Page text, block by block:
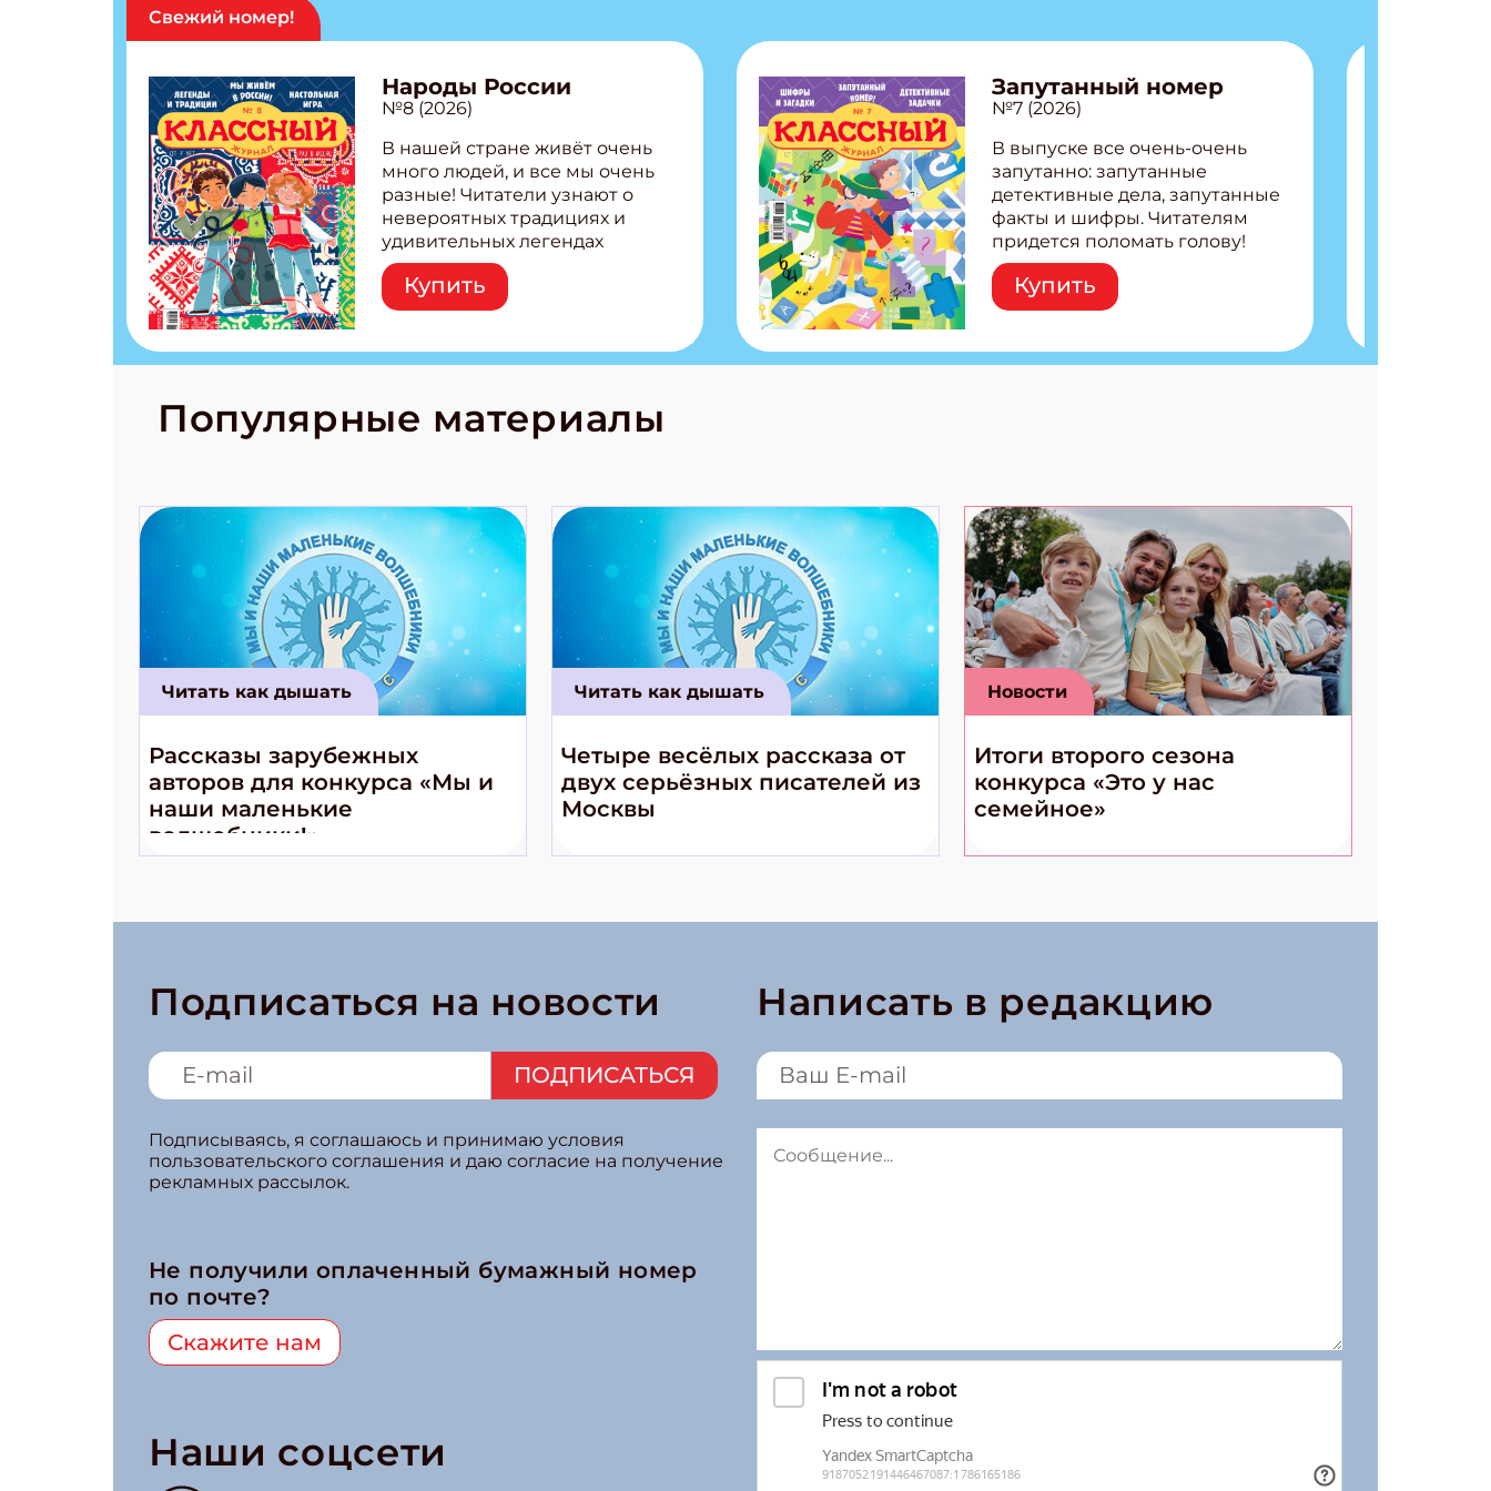
Свежий номер!
Народы России
№8 (2026)
В нашей стране живёт очень
много людей, и все мы очень
разные! Читатели узнают о
невероятных традициях и
удивительных легендах
народов России! Внутри:
Легенды татар, башкир и
бурятов Настольная игра
странные слова Традиционные
космические приключения!
Купить
Запутанный номер
№7 (2026)
В выпуске все очень-очень
запутанно: запутанные
детективные дела, запутанные
факты и шифры. Читателям
придется поломать голову!
Внутри: Шифры и
расшифровки Плетем
запутанные поделки
Ищем коды 3 комикса
Купить
Популярные материалы
Читать как дышать
Рассказы зарубежных
авторов для конкурса «Мы и
наши маленькие
волшебники!»
Читать как дышать
Четыре весёлых рассказа от
двух серьёзных писателей из
Москвы
Новости
Итоги второго сезона
конкурса «Это у нас
семейное»
Подписаться на новости
ПОДПИСАТЬСЯ
Подписываясь, я соглашаюсь и принимаю условия
пользовательского соглашения и даю согласие на получение
рекламных рассылок.
Не получили оплаченный бумажный номер
по почте?
Скажите нам
Наши соцсети
Написать в редакцию